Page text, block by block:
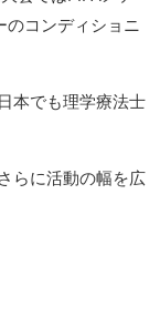
のコンディショニ
本でも理学療法士
らに活動の幅を広